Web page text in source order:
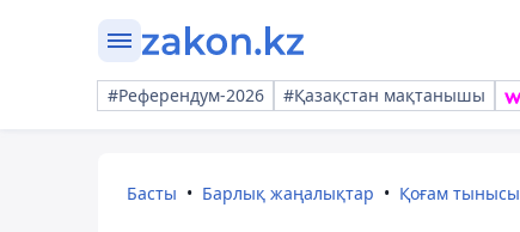
#Референдум-2026 #Қазақстан мақтанышы
Басты Барлық жаңалықтар Қоғам тынысы